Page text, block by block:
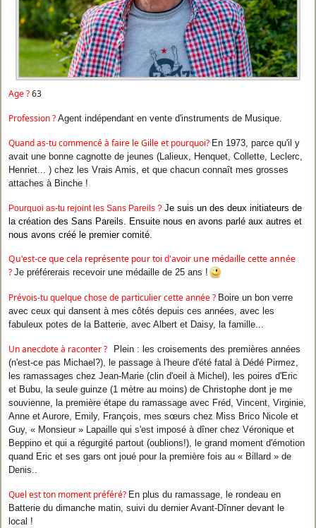
Age ?63
Profession ? Agent indépendant en vente d'instruments de Musique.
Quand as-tu commencé à faire le Gille et pourquoi? En 1973, parce qu'il y
avait une bonne cagnotte de jeunes (Lalieux, Henquet, Collette, Leclerc,
Henriet... ) chez les Vrais Amis, et que chacun connaît mes grosses
attaches à Binche !
Pourquoi as-tu rejoint les Sans Pareils ? Je suis un des deux initiateurs de
la création des Sans Pareils. Ensuite nous en avons parlé aux autres et
nous avons créé le premier comité.
Qu'est-ce que cela représente pour toi d'avoir une médaille cette année
? Je préférerais recevoir une médaille de 25 ans !
Prévois-tu quelque chose de particulier cette année ? Boire un bon verre
avec ceux qui dansent à mes côtés depuis ces années, avec les
fabuleux potes de la Batterie, avec Albert et Daisy, la famille...
Un anecdote à raconter ?
Plein : les croisements des premières années
(n'est-ce pas Michael?), le passage à l'heure d'été fatal à Dédé Pirmez,
les ramassages chez Jean-Marie (clin d'oeil à Michel), les poires d'Eric
et Bubu, la seule guinze (1 mètre au moins) de Christophe dont je me
souvienne, la première étape du ramassage avec Fréd, Vincent, Virginie,
Anne et Aurore, Emily, François, mes sœurs chez Miss Brico Nicole et
Guy, « Monsieur » Lapaille qui s'est imposé à dîner chez Véronique et
Beppino et qui a régurgité partout (oublions!), le grand moment d'émotion
quand Eric et ses gars ont joué pour la première fois au « Billard » de
Denis..
Quel est ton moment préféré? En plus du ramassage, le rondeau en
Batterie du dimanche matin, suivi du dernier Avant-Dînner devant le
local !